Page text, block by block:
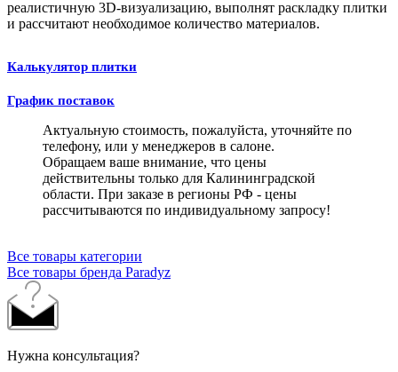
реалистичную 3D-визуализацию, выполнят раскладку плитки
и рассчитают необходимое количество материалов.
Калькулятор плитки
График поставок
Актуальную стоимость, пожалуйста, уточняйте по
телефону, или у менеджеров в салоне.
Обращаем ваше внимание, что цены
действительны только для Калининградской
области. При заказе в регионы РФ - цены
рассчитываются по индивидуальному запросу!
Все товары категории
Все товары бренда Paradyz
Нужна консультация?